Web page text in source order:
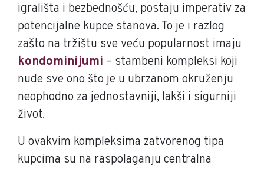
igrališta i bezbednošću, postaju imperativ za
potencijalne kupce stanova. To je i razlog
zašto na tržištu sve veću popularnost imaju
kondominijumi – stambeni kompleksi koji
nude sve ono što je u ubrzanom okruženju
neophodno za jednostavniji, lakši i sigurniji
život.
U ovakvim kompleksima zatvorenog tipa
kupcima su na raspolaganju centralna